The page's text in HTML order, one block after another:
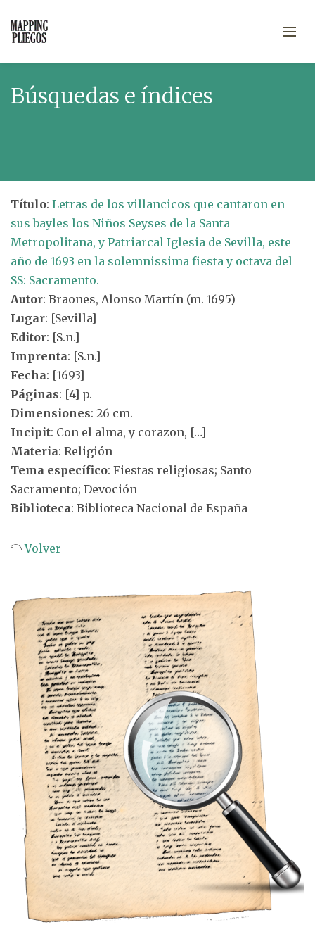
Búsquedas e índices
Título: Letras de los villancicos que cantaron en
sus bayles los Niños Seyses de la Santa
Metropolitana, y Patriarcal Iglesia de Sevilla, este
año de 1693 en la solemnissima fiesta y octava del
SS: Sacramento.
Autor: Braones, Alonso Martín (m. 1695)
Lugar: [Sevilla]
Editor: [S.n.]
Imprenta: [S.n.]
Fecha: [1693]
Páginas: [4] p.
Dimensiones: 26 cm.
Incipit: Con el alma, y corazon, […]
Materia: Religión
Tema específico: Fiestas religiosas; Santo
Sacramento; Devoción
Biblioteca: Biblioteca Nacional de España
Volver